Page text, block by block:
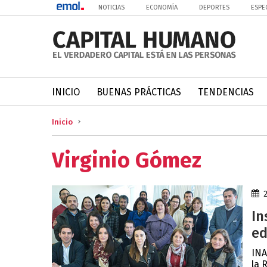
NOTICIAS ECONOMÍA DEPORTES
INICIO BUENAS PRÁCTICAS TENDENCIAS
Inicio
Virginio Gómez
la